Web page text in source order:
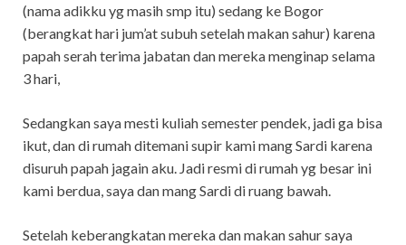
(nama adikku yg masih smp itu) sedang ke Bogor
(berangkat hari jum’at subuh setelah makan sahur) karena
papah serah terima jabatan dan mereka menginap selama
3 hari,
Sedangkan saya mesti kuliah semester pendek, jadi ga bisa
ikut, dan di rumah ditemani supir kami mang Sardi karena
disuruh papah jagain aku. Jadi resmi di rumah yg besar ini
kami berdua, saya dan mang Sardi di ruang bawah.
Setelah keberangkatan mereka dan makan sahur saya